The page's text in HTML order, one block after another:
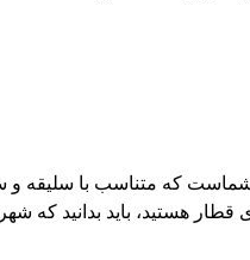
که متناسب با سلیقه و
هستید، باید بدانید که